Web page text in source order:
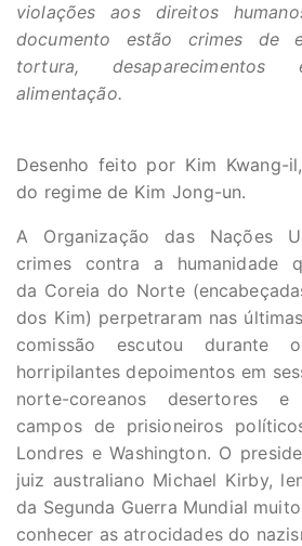
violações aos direitos
documento estão crimes de
tortura,
alimentação.
Desenho feito por Kim Kwang-
do regime de Kim Jong-un.
A Organização das Nações
crimes contra a humanidade
da Coreia do Norte
dos Kim) perpetraram nas
comissão escutou
horripilantes depoimentos em
norte-coreanos desertores
campos de prisioneiros
Londres e Washington. O
juiz australiano Michael Kirby,
da Segunda Guerra Mundial
conhecer as atrocidades do